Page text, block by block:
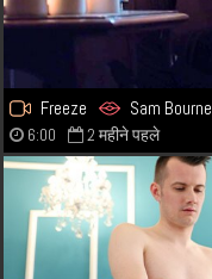
Freeze Sam Bourne
6:00 2 महीने पहले